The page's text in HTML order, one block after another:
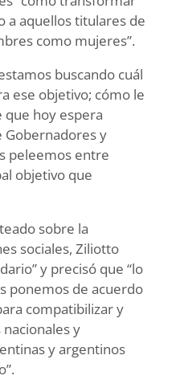
a aquellos titulares de
como mujeres”.
buscando cuál
ese objetivo; cómo le
que hoy espera
Gobernadores y
peleemos entre
objetivo que
sobre la
sociales, Ziliotto
y precisó que “lo
ponemos de acuerdo
compatibilizar y
y
y argentinos